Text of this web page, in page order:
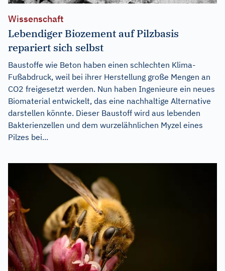
Wissenschaft
Lebendiger Biozement auf Pilzbasis
repariert sich selbst
Baustoffe wie Beton haben einen schlechten Klima-
Fußabdruck, weil bei ihrer Herstellung große Mengen an
CO2 freigesetzt werden. Nun haben Ingenieure ein neues
Biomaterial entwickelt, das eine nachhaltige Alternative
darstellen könnte. Dieser Baustoff wird aus lebenden
Bakterienzellen und dem wurzelähnlichen Myzel eines
Pilzes bei...